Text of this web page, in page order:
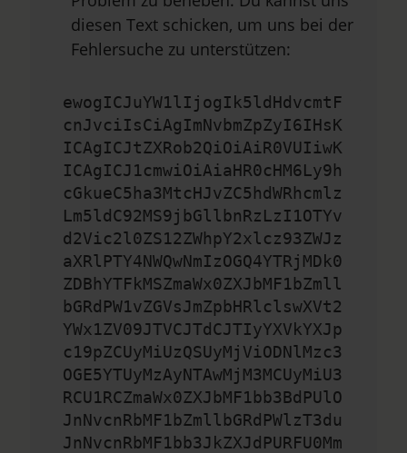
diesen Text schicken, um uns bei der
Fehlersuche zu unterstützen:
ewogICJuYW1lIjogIk5ldHdvcmtF
cnJvciIsCiAgImNvbmZpZyI6IHsK
ICAgICJtZXRob2QiOiAiR0VUIiwK
ICAgICJ1cmwiOiAiaHR0cHM6Ly9h
cGkueC5ha3MtcHJvZC5hdWRhcmlz
Lm5ldC92MS9jbGllbnRzLzI1OTYv
d2Vic2l0ZS12ZWhpY2xlcz93ZWJz
aXRlPTY4NWQwNmIzOGQ4YTRjMDk0
ZDBhYTFkMSZmaWx0ZXJbMF1bZmll
bGRdPW1vZGVsJmZpbHRlclswXVt2
YWx1ZV09JTVCJTdCJTIyYXVkYXJp
c19pZCUyMiUzQSUyMjViODNlMzc3
OGE5YTUyMzAyNTAwMjM3MCUyMiU3
RCU1RCZmaWx0ZXJbMF1bb3BdPUlO
JnNvcnRbMF1bZmllbGRdPWlzT3du
JnNvcnRbMF1bb3JkZXJdPURFU0Mm